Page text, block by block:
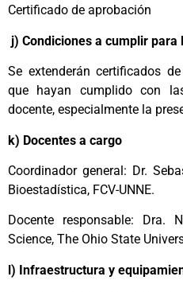
Certificado de aprobación
j) Condiciones a cumplir
Se extenderán certificados
que hayan cumplido con
docente, especialmente la
k) Docentes a cargo
Coordinador general: Dr.
Bioestadística, FCV-UNNE.
Docente responsable: Dra.
Science, The Ohio State
l) Infraestructura y